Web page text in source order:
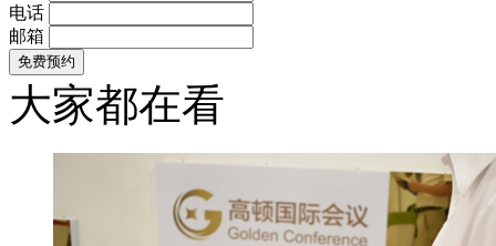
电话
邮箱
大家都在看